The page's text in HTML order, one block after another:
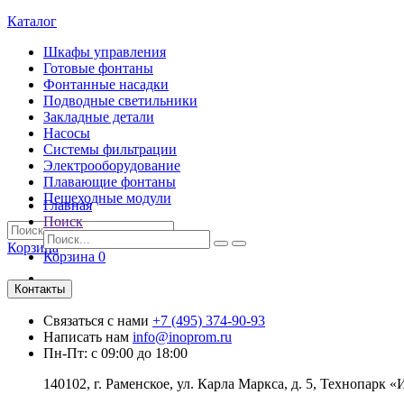
Каталог
Шкафы управления
Готовые фонтаны
Фонтанные насадки
Подводные светильники
Закладные детали
Насосы
Системы фильтрации
Электрооборудование
Плавающие фонтаны
Пешеходные модули
Корзина
Главная
Поиск
Корзина 0
Контакты
Связаться с нами +7 (495) 374-90-93
Написать нам info@inoprom.ru
Пн-Пт: с 09:00 до 18:00
140102, г. Раменское, ул. Карла Маркса, д. 5, Технопарк